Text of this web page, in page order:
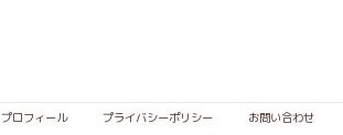
プロフィール プライバシーポリシー お問い合わせ